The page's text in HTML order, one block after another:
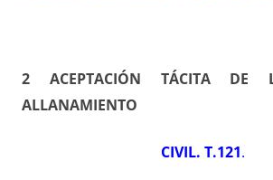
2 ACEPTACIÓN TÁCITA DE
ALLANAMIENTO
CIVIL. T.121.